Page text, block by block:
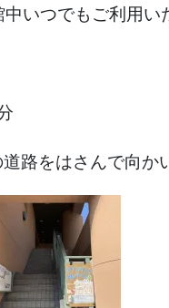
いつでもご利用い
路をはさんで向か